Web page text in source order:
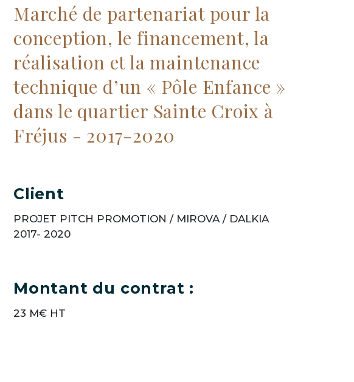
Marché de partenariat pour la
conception, le financement, la
réalisation et la maintenance
technique d’un « Pôle Enfance »
dans le quartier Sainte Croix à
Fréjus - 2017-2020
Client
PROJET PITCH PROMOTION / MIROVA / DALKIA
2017- 2020
Montant du contrat :
23 M€ HT